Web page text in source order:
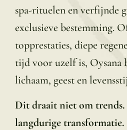
spa-rituelen en verfijnde
exclusieve bestemming.
topprestaties, diepe
tijd voor uzelf is, Oysana
lichaam, geest en
Dit draait niet om
langdurige